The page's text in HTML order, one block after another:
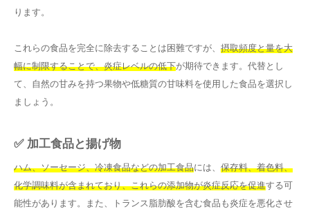
ります。
これらの食品を完全に除去することは困難ですが、 摂取頻度と量を大
幅に制限することで、炎症レベルの低下が期待できます。代替とし
て、自然の甘みを持つ果物や低糖質の甘味料を使用した食品を選択し
ましょう。
✅ 加工食品と揚げ物
ハム、ソーセージ、冷凍食品などの加工食品には、 保存料、着色料、
化学調味料が含まれており、これらの添加物が炎症反応を促進する可
能性があります。また、トランス脂肪酸を含む食品も炎症を悪化させ